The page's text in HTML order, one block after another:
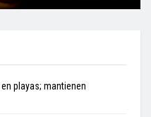
playas; mantienen